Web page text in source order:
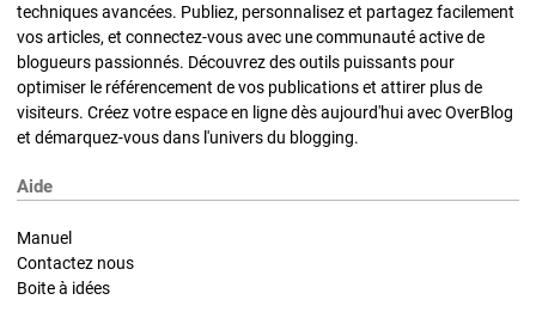
techniques avancées. Publiez, personnalisez et partagez facilement
vos articles, et connectez-vous avec une communauté active de
blogueurs passionnés. Découvrez des outils puissants pour
optimiser le référencement de vos publications et attirer plus de
visiteurs. Créez votre espace en ligne dès aujourd'hui avec OverBlog
et démarquez-vous dans l'univers du blogging.
Aide
Manuel
Contactez nous
Boite à idées